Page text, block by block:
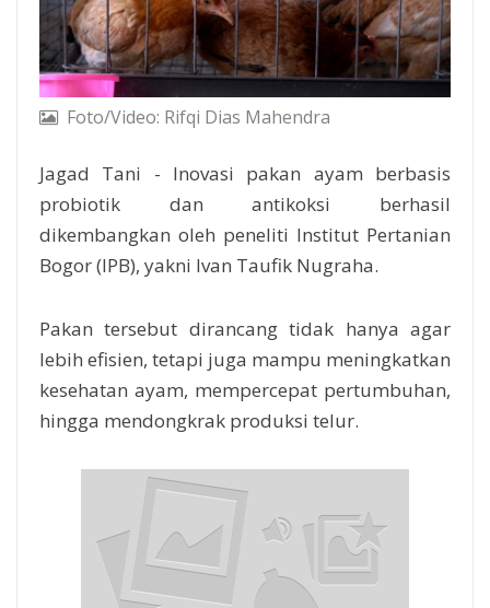
Foto/Video: Rifqi Dias Mahendra
Jagad Tani - Inovasi pakan ayam berbasis
probiotik dan antikoksi berhasil
dikembangkan oleh peneliti Institut Pertanian
Bogor (IPB), yakni Ivan Taufik Nugraha.
Pakan tersebut dirancang tidak hanya agar
lebih efisien, tetapi juga mampu meningkatkan
kesehatan ayam, mempercepat pertumbuhan,
hingga mendongkrak produksi telur.